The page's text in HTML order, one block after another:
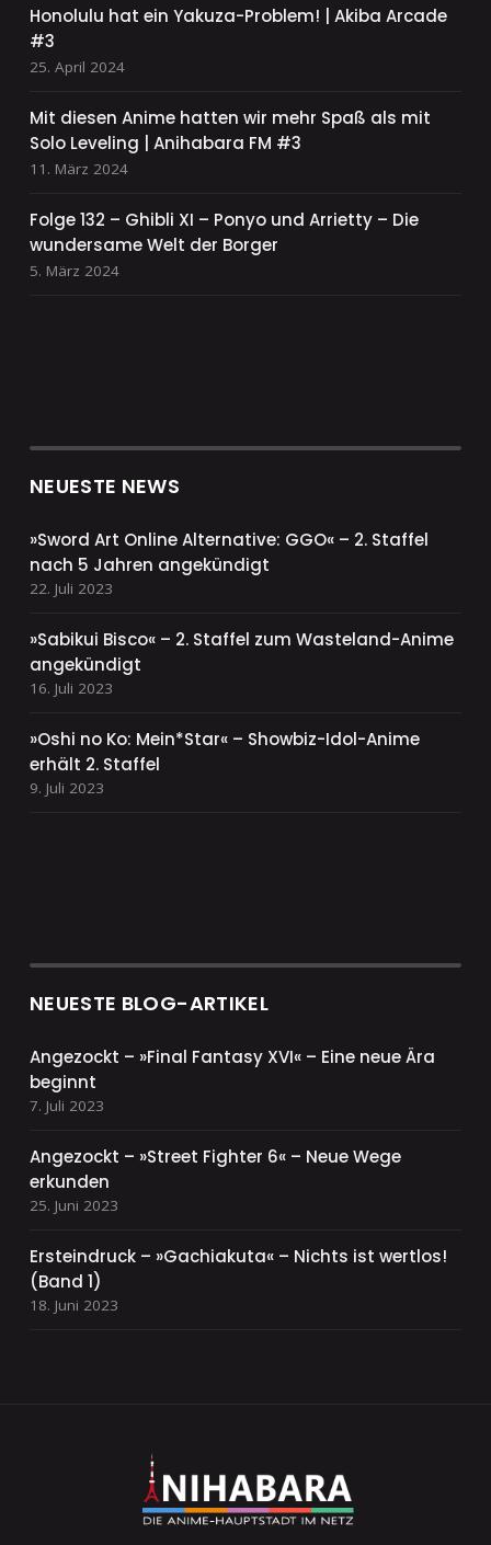
Honolulu hat ein Yakuza-Problem! | Akiba Arcade
#3
25. April 2024
Mit diesen Anime hatten wir mehr Spaß als mit
Solo Leveling | Anihabara FM #3
11. März 2024
Folge 132 – Ghibli XI – Ponyo und Arrietty – Die
wundersame Welt der Borger
5. März 2024
NEUESTE NEWS
»Sword Art Online Alternative: GGO« – 2. Staffel
nach 5 Jahren angekündigt
22. Juli 2023
»Sabikui Bisco« – 2. Staffel zum Wasteland-Anime
angekündigt
16. Juli 2023
»Oshi no Ko: Mein*Star« – Showbiz-Idol-Anime
erhält 2. Staffel
9. Juli 2023
NEUESTE BLOG-ARTIKEL
Angezockt – »Final Fantasy XVI« – Eine neue Ära
beginnt
7. Juli 2023
Angezockt – »Street Fighter 6« – Neue Wege
erkunden
25. Juni 2023
Ersteindruck – »Gachiakuta« – Nichts ist wertlos!
(Band 1)
18. Juni 2023